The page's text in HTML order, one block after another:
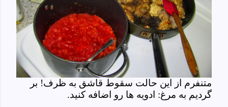
متنفرم از این حالت سقوط قاشق به ظرف! بر
گردیم به مرغ: ادویه ها رو اضافه کنید.